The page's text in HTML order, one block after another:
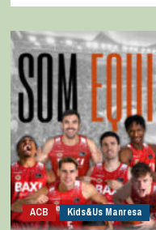
ACB Kids&Us Manresa